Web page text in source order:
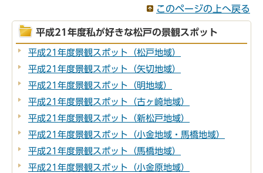
このページの上へ戻る
平成21年度私が好きな松戸の景観スポット
平成21年度景観スポット（松戸地域）
平成21年度景観スポット（矢切地域）
平成21年度景観スポット（明地域）
平成21年度景観スポット（古ヶ崎地域）
平成21年度景観スポット（新松戸地域）
平成21年度景観スポット（小金地域・馬橋地域）
平成21年度景観スポット（馬橋地域）
平成21年度景観スポット（小金原地域）